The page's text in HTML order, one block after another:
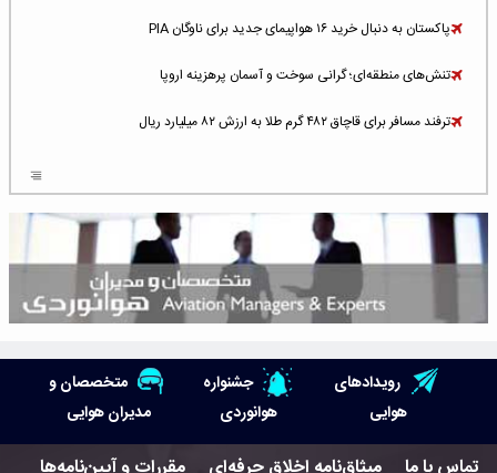
پاکستان به دنبال خرید ۱۶ هواپیمای جدید برای ناوگان PIA
تنش‌های منطقه‌ای؛ گرانی سوخت و آسمان پرهزینه اروپا
ترفند مسافر برای قاچاق ۴۸۲ گرم طلا به ارزش ۸۲ میلیارد ریال
شلوغ‌ترین فرودگاه‌های اروپا در ۲۰۲۵: لندن، استانبول و پاریس
پخش زنده پرواز سیزدهم موشک استارشیپ اسپیس‌ایکس [جمعه ساعت ۰۱:۴۵]
هوش مصنوعی وارد تعمیر و بازرسی موتورهای هواپیما شد
حمله هوایی به تأسیسات فرودگاه سمنان
استخدام در صنعت هوانوردی کانادا با آموزش رایگان و حقوق ۱۲۷ هزار دلاری
رویدادهای
هوایی
جشنواره
هوانوردی
متخصصان و
مدیران هوایی